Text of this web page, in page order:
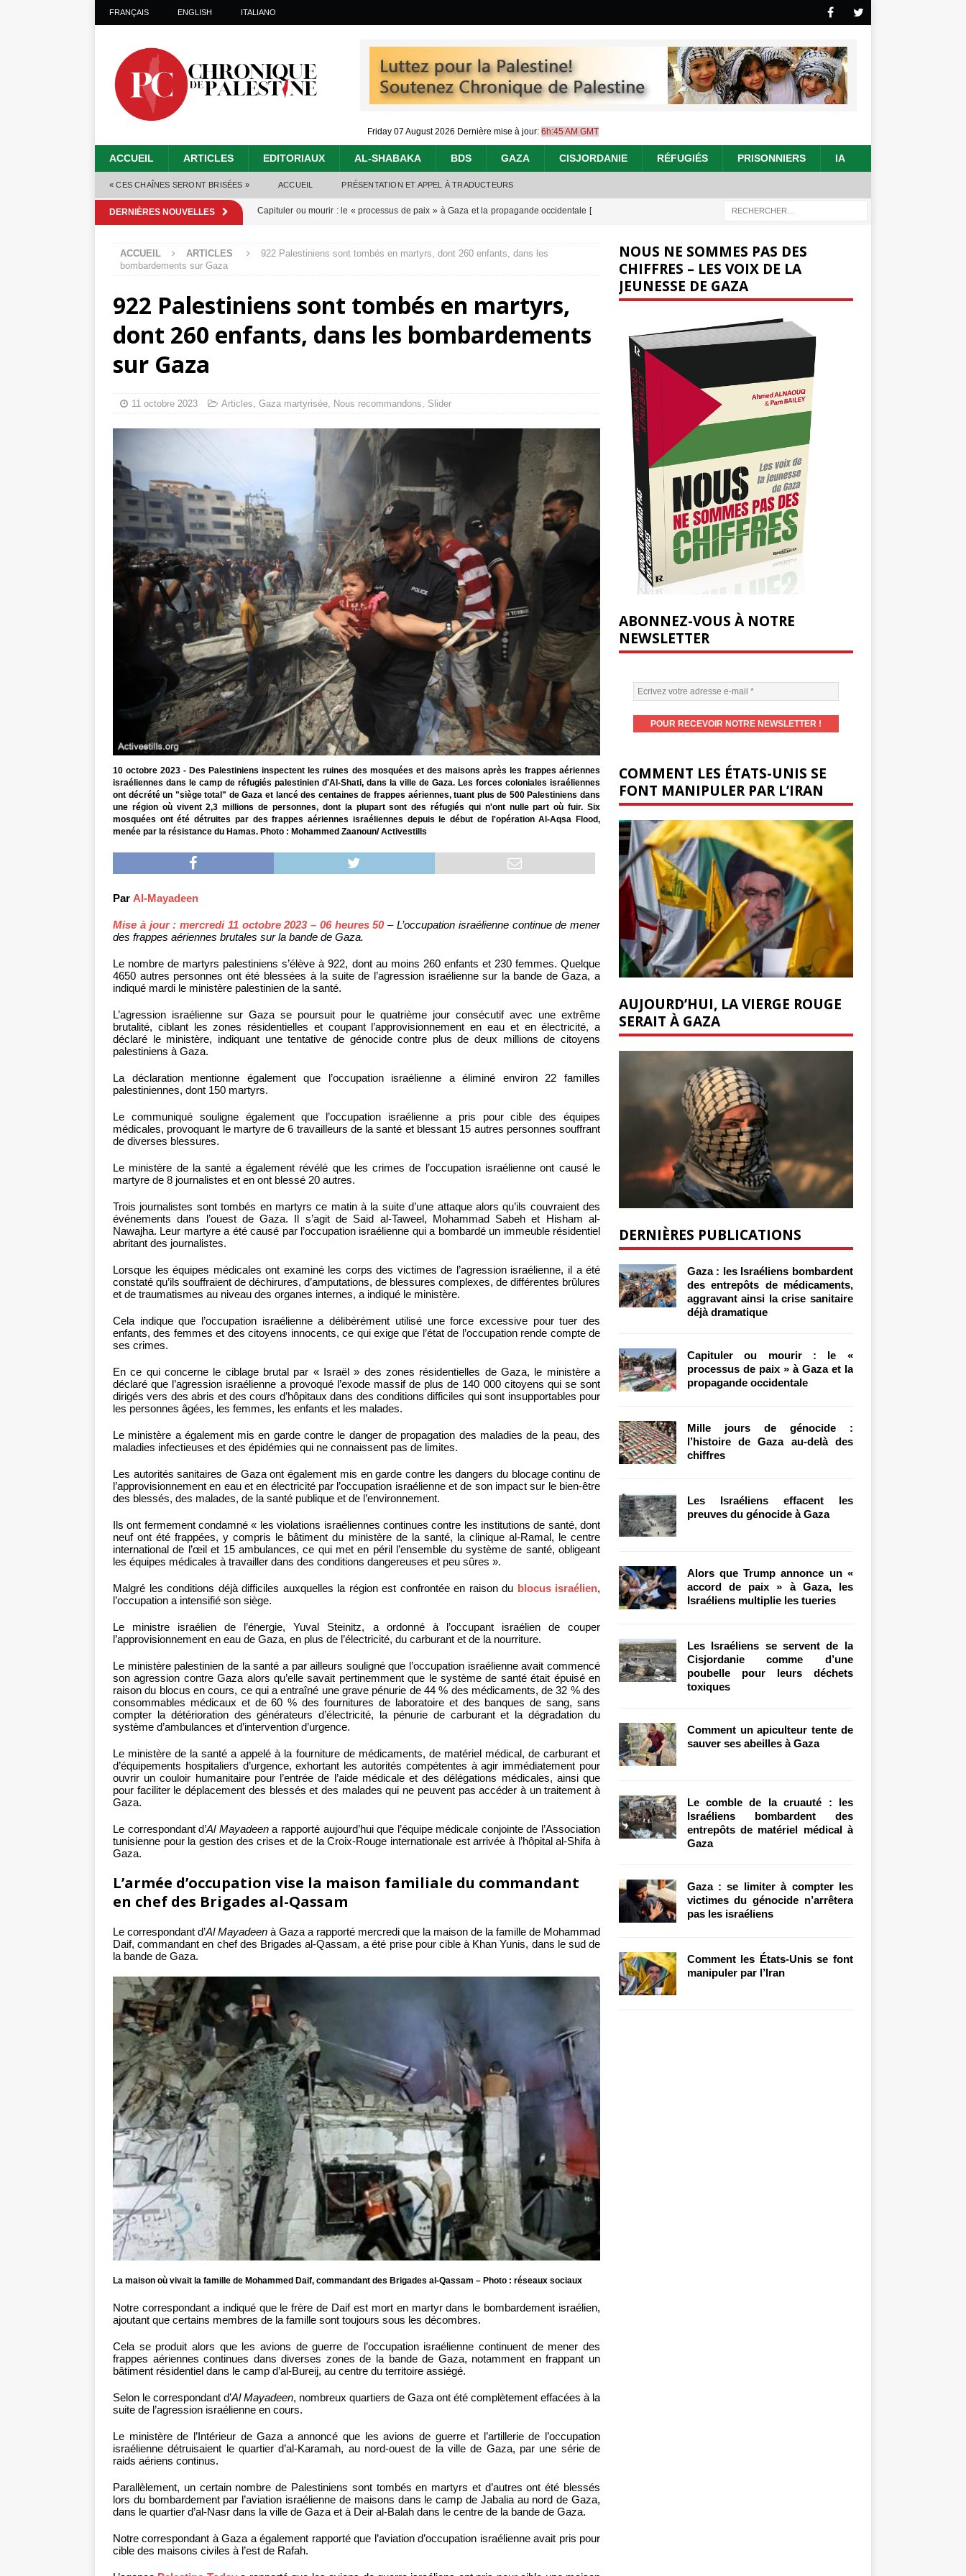
FRANÇAIS ENGLISH ITALIANO
Friday 07 August 2026 Dernière mise à jour: 6h:45 AM GMT
ACCUEIL ARTICLES EDITORIAUX AL-SHABAKA BDS GAZA CISJORDANIE RÉFUGIÉS PRISONNIERS IA
« CES CHAÎNES SERONT BRISÉES » ACCUEIL PRÉSENTATION ET APPEL À TRADUCTEURS
DERNIÈRES NOUVELLES Capituler ou mourir : le « processus de paix » à Gaza et la propagande occidentale [
Mille jours de génocide : l’histoire de Gaza au-delà des chiffres[ 5 août 2026 ]
Alors que Trump annonce un « accord de paix » à Gaza, les Israéliens multiplie les
tueries [ 4 août 2026 ]
ACCUEIL ARTICLES
922 Palestiniens sont tombés en martyrs, dont 260 enfants, dans les
bombardements sur Gaza
922 Palestiniens sont tombés en martyrs,
dont 260 enfants, dans les bombardements
sur Gaza
11 octobre 2023 Articles, Gaza martyrisée, Nous recommandons, Slider
10 octobre 2023 - Des Palestiniens inspectent les ruines des mosquées et des maisons après les frappes aériennes
israéliennes dans le camp de réfugiés palestinien d'Al-Shati, dans la ville de Gaza. Les forces coloniales israéliennes
ont décrété un "siège total" de Gaza et lancé des centaines de frappes aériennes, tuant plus de 500 Palestiniens dans
une région où vivent 2,3 millions de personnes, dont la plupart sont des réfugiés qui n'ont nulle part où fuir. Six
mosquées ont été détruites par des frappes aériennes israéliennes depuis le début de l'opération Al-Aqsa Flood,
menée par la résistance du Hamas. Photo : Mohammed Zaanoun/ Activestills
Par Al-Mayadeen
Mise à jour : mercredi 11 octobre 2023 – 06 heures 50– L’occupation israélienne continue de mener
des frappes aériennes brutales sur la bande de Gaza.
Le nombre de martyrs palestiniens s’élève à 922, dont au moins 260 enfants et 230 femmes. Quelque
4650 autres personnes ont été blessées à la suite de l’agression israélienne sur la bande de Gaza, a
indiqué mardi le ministère palestinien de la santé.
L’agression israélienne sur Gaza se poursuit pour le quatrième jour consécutif avec une extrême
brutalité, ciblant les zones résidentielles et coupant l’approvisionnement en eau et en électricité, a
déclaré le ministère, indiquant une tentative de génocide contre plus de deux millions de citoyens
palestiniens à Gaza.
La déclaration mentionne également que l’occupation israélienne a éliminé environ 22 familles
palestiniennes, dont 150 martyrs.
Le communiqué souligne également que l’occupation israélienne a pris pour cible des équipes
médicales, provoquant le martyre de 6 travailleurs de la santé et blessant 15 autres personnes souffrant
de diverses blessures.
Le ministère de la santé a également révélé que les crimes de l’occupation israélienne ont causé le
martyre de 8 journalistes et en ont blessé 20 autres.
Trois journalistes sont tombés en martyrs ce matin à la suite d’une attaque alors qu’ils couvraient des
événements dans l’ouest de Gaza. Il s’agit de Said al-Taweel, Mohammad Sabeh et Hisham al-
Nawajha. Leur martyre a été causé par l’occupation israélienne qui a bombardé un immeuble résidentiel
abritant des journalistes.
Lorsque les équipes médicales ont examiné les corps des victimes de l’agression israélienne, il a été
constaté qu’ils souffraient de déchirures, d’amputations, de blessures complexes, de différentes brûlures
et de traumatismes au niveau des organes internes, a indiqué le ministère.
Cela indique que l’occupation israélienne a délibérément utilisé une force excessive pour tuer des
enfants, des femmes et des citoyens innocents, ce qui exige que l’état de l’occupation rende compte de
ses crimes.
En ce qui concerne le ciblage brutal par « Israël » des zones résidentielles de Gaza, le ministère a
déclaré que l’agression israélienne a provoqué l’exode massif de plus de 140 000 citoyens qui se sont
dirigés vers des abris et des cours d’hôpitaux dans des conditions difficiles qui sont insupportables pour
les personnes âgées, les femmes, les enfants et les malades.
Le ministère a également mis en garde contre le danger de propagation des maladies de la peau, des
maladies infectieuses et des épidémies qui ne connaissent pas de limites.
Les autorités sanitaires de Gaza ont également mis en garde contre les dangers du blocage continu de
l’approvisionnement en eau et en électricité par l’occupation israélienne et de son impact sur le bien-être
des blessés, des malades, de la santé publique et de l’environnement.
Ils ont fermement condamné « les violations israéliennes continues contre les institutions de santé, dont
neuf ont été frappées, y compris le bâtiment du ministère de la santé, la clinique al-Ramal, le centre
international de l’œil et 15 ambulances, ce qui met en péril l’ensemble du système de santé, obligeant
les équipes médicales à travailler dans des conditions dangereuses et peu sûres ».
Malgré les conditions déjà difficiles auxquelles la région est confrontée en raison du blocus israélien,
l’occupation a intensifié son siège.
Le ministre israélien de l’énergie, Yuval Steinitz, a ordonné à l’occupant israélien de couper
l’approvisionnement en eau de Gaza, en plus de l’électricité, du carburant et de la nourriture.
Le ministère palestinien de la santé a par ailleurs souligné que l’occupation israélienne avait commencé
son agression contre Gaza alors qu’elle savait pertinemment que le système de santé était épuisé en
raison du blocus en cours, ce qui a entraîné une grave pénurie de 44 % des médicaments, de 32 % des
consommables médicaux et de 60 % des fournitures de laboratoire et des banques de sang, sans
compter la détérioration des générateurs d’électricité, la pénurie de carburant et la dégradation du
système d’ambulances et d’intervention d’urgence.
Le ministère de la santé a appelé à la fourniture de médicaments, de matériel médical, de carburant et
d’équipements hospitaliers d’urgence, exhortant les autorités compétentes à agir immédiatement pour
ouvrir un couloir humanitaire pour l’entrée de l’aide médicale et des délégations médicales, ainsi que
pour faciliter le déplacement des blessés et des malades qui ne peuvent pas accéder à un traitement à
Gaza.
Le correspondant d’Al Mayadeena rapporté aujourd’hui que l’équipe médicale conjointe de l’Association
tunisienne pour la gestion des crises et de la Croix-Rouge internationale est arrivée à l’hôpital al-Shifa à
Gaza.
L’armée d’occupation vise la maison familiale du commandant
en chef des Brigades al-Qassam
Le correspondant d’Al Mayadeenà Gaza a rapporté mercredi que la maison de la famille de Mohammad
Daif, commandant en chef des Brigades al-Qassam, a été prise pour cible à Khan Yunis, dans le sud de
la bande de Gaza.
La maison où vivait la famille de Mohammed Daif, commandant des Brigades al-Qassam – Photo : réseaux sociaux
Notre correspondant a indiqué que le frère de Daif est mort en martyr dans le bombardement israélien,
ajoutant que certains membres de la famille sont toujours sous les décombres.
Cela se produit alors que les avions de guerre de l’occupation israélienne continuent de mener des
frappes aériennes continues dans diverses zones de la bande de Gaza, notamment en frappant un
bâtiment résidentiel dans le camp d’al-Bureij, au centre du territoire assiégé.
Selon le correspondant d’Al Mayadeen, nombreux quartiers de Gaza ont été complètement effacées à la
suite de l’agression israélienne en cours.
Le ministère de l’Intérieur de Gaza a annoncé que les avions de guerre et l’artillerie de l’occupation
israélienne détruisaient le quartier d’al-Karamah, au nord-ouest de la ville de Gaza, par une série de
raids aériens continus.
Parallèlement, un certain nombre de Palestiniens sont tombés en martyrs et d’autres ont été blessés
lors du bombardement par l’aviation israélienne de maisons dans le camp de Jabalia au nord de Gaza,
dans le quartier d’al-Nasr dans la ville de Gaza et à Deir al-Balah dans le centre de la bande de Gaza.
Notre correspondant à Gaza a également rapporté que l’aviation d’occupation israélienne avait pris pour
cible des maisons civiles à l’est de Rafah.
NOUS NE SOMMES PAS DES
CHIFFRES – LES VOIX DE LA
JEUNESSE DE GAZA
ABONNEZ-VOUS À NOTRE
NEWSLETTER
COMMENT LES ÉTATS-UNIS SE
FONT MANIPULER PAR L’IRAN
AUJOURD’HUI, LA VIERGE ROUGE
SERAIT À GAZA
DERNIÈRES PUBLICATIONS
Gaza : les Israéliens bombardent
des entrepôts de médicaments,
aggravant ainsi la crise sanitaire
déjà dramatique
Capituler ou mourir : le «
processus de paix » à Gaza et la
propagande occidentale
Mille jours de génocide :
l’histoire de Gaza au-delà des
chiffres
Les Israéliens effacent les
preuves du génocide à Gaza
Alors que Trump annonce un «
accord de paix » à Gaza, les
Israéliens multiplie les tueries
Les Israéliens se servent de la
Cisjordanie comme d’une
poubelle pour leurs déchets
toxiques
Comment un apiculteur tente de
sauver ses abeilles à Gaza
Le comble de la cruauté : les
Israéliens bombardent des
entrepôts de matériel médical à
Gaza
Gaza : se limiter à compter les
victimes du génocide n’arrêtera
pas les israéliens
Comment les États-Unis se font
manipuler par l’Iran